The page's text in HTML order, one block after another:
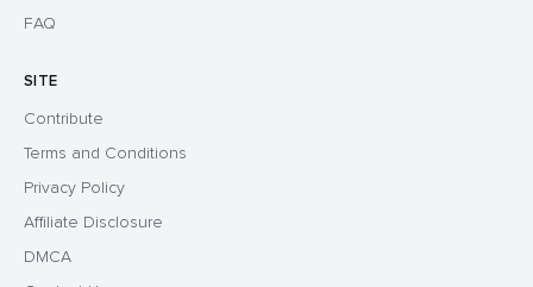
FAQ
SITE
Contribute
Terms and Conditions
Privacy Policy
Affiliate Disclosure
DMCA